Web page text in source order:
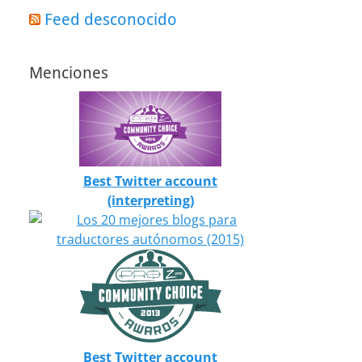
Feed desconocido
Menciones
Best Twitter account
(interpreting)
Best Twitter account